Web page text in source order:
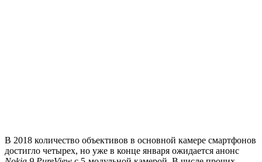
В 2018 количество объективов в основной камере смартфонов
достигло четырех, но уже в конце января ожидается анонс